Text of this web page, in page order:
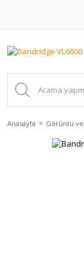
Anasayfa Görüntü